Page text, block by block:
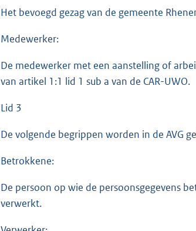
Het bevoegd gezag van de gemeente
Medewerker:
De medewerker met een aanstelling of
van artikel 1:1 lid 1 sub a van de CAR-UWO.
Lid 3
De volgende begrippen worden in de AVG
Betrokkene:
De persoon op wie de persoonsgegevens
verwerkt.